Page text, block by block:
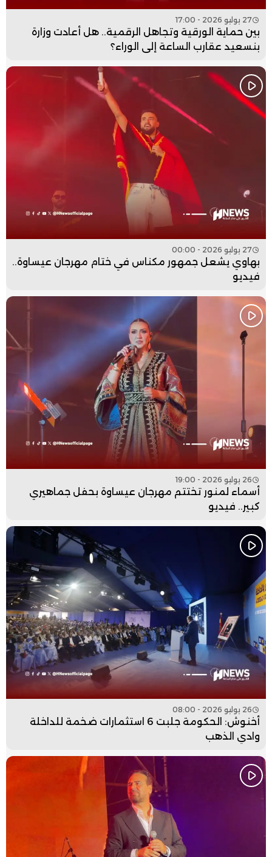
27 يوليو 2026 - 17:00
بين حماية الورقية وتجاهل الرقمية.. هل أعادت وزارة
بنسعيد عقارب الساعة إلى الوراء؟
27 يوليو 2026 - 00:00
بهاوي يشعل جمهور مكناس في ختام مهرجان عيساوة..
فيديو
26 يوليو 2026 - 19:00
أسماء لمنور تختتم مهرجان عيساوة بحفل جماهيري
كبير.. فيديو
26 يوليو 2026 - 08:00
أخنوش: الحكومة جلبت 6 استثمارات ضخمة للداخلة
وادي الذهب